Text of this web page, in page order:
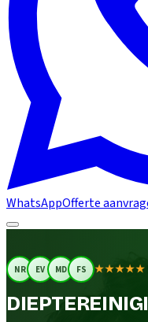
WhatsAppOfferte
NR EV MD FS ★★★★★